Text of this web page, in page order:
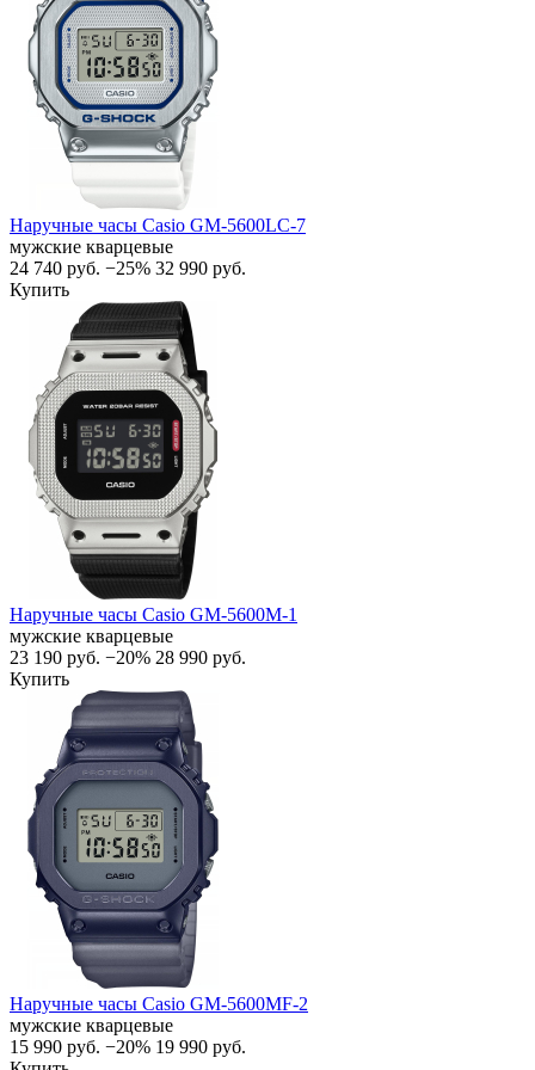
Наручные часы Casio GM-5600LC-7
мужские кварцевые
24 740 руб. −25% 32 990 руб.
Купить
Наручные часы Casio GM-5600M-1
мужские кварцевые
23 190 руб. −20% 28 990 руб.
Купить
Наручные часы Casio GM-5600MF-2
мужские кварцевые
15 990 руб. −20% 19 990 руб.